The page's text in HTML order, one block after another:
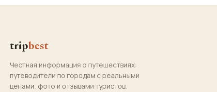
tripbest
Честная информация о путешествиях:
путеводители по городам с реальными
ценами, фото и отзывами туристов.